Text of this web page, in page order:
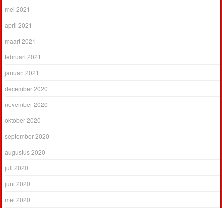
mei 2021
april 2021
maart 2021
februari 2021
januari 2021
december 2020
november 2020
oktober 2020
september 2020
augustus 2020
juli 2020
juni 2020
mei 2020